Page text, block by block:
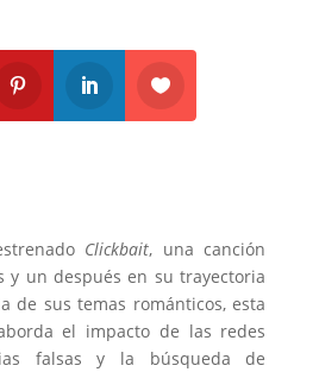
Clickbait, una canción
y un después en su trayectoria
de sus temas románticos, esta
el impacto de las redes
falsas y la búsqueda de